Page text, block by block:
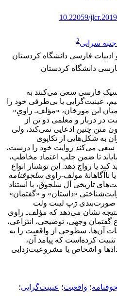
10.22059/
جنبه سرایی2
فارسی دانشگاه کردستان
دانشگاه کردستان
فارسی سعی می‌کنند به
عینیت‌گرایی یا بی‌طرفی خود را
این مورخان، «مؤلف‌ـ راویِ»
در دربار و معلمی دو تن از
متن چنین ادعایی نمی‌کند، ولی
به شکل‌هایی از تکاپوی
می‌کند روایت خود را درست،
تا ضمن جلب اعتماد مخاطب،
یا رواج دهد. این نوشتار انواع
ناآگاهانۀ مولف-راویسلجوقنامه
تاریخی آل‌ سلجوق، با استناد
«داستان» و «گفتمان»
در صورت‌بندی ژپ لینت ولت
نشان می‌دهد که مؤلف‌ـ راوی
گفتمان وجهی، توضیحی، انتزاعی،
آن‌ها، سطوحی از واقعیت را به
کرده‌است که پیامد آن،
و اشخاص یا مشروعیت‌زدایی
؛ واقعیت؛ عینیت‌گرایی؛